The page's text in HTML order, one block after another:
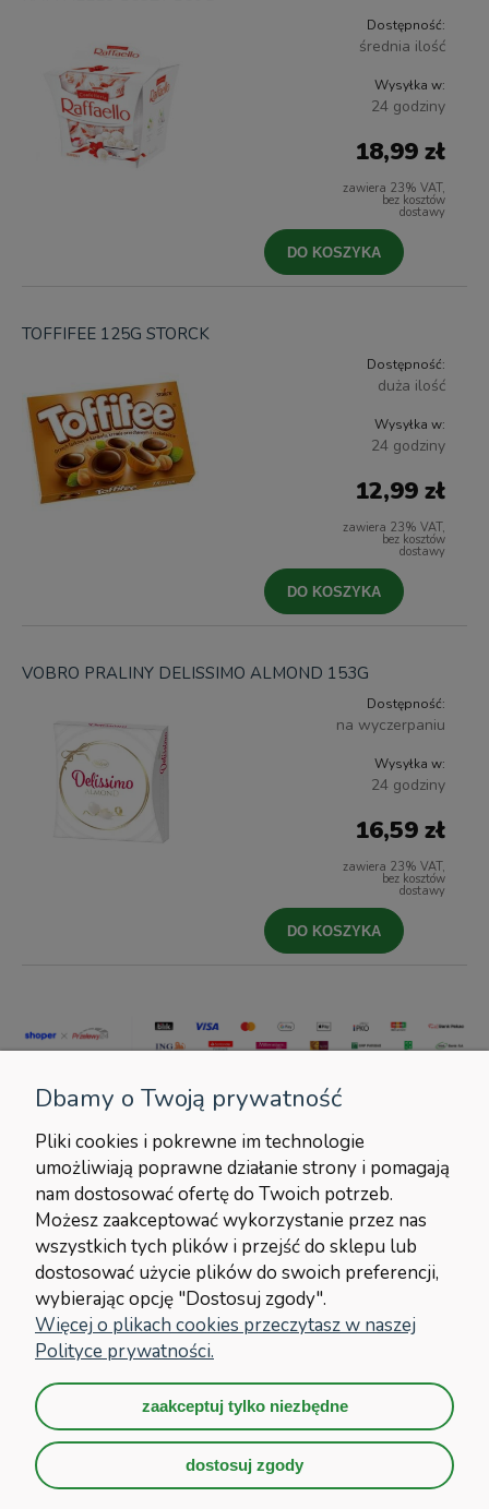
Dostępność:
średnia ilość
Wysyłka w:
24 godziny
18,99 zł
zawiera 23% VAT,
bez kosztów
dostawy
DO KOSZYKA
TOFFIFEE 125G STORCK
Dostępność:
duża ilość
Wysyłka w:
24 godziny
12,99 zł
zawiera 23% VAT,
bez kosztów
dostawy
DO KOSZYKA
VOBRO PRALINY DELISSIMO ALMOND 153G
Dostępność:
na wyczerpaniu
Wysyłka w:
24 godziny
16,59 zł
zawiera 23% VAT,
bez kosztów
dostawy
DO KOSZYKA
POMOC
MOJE KONTO
PŁATNOŚCI I DOSTAWA
INFORMACJE
O NAS
Dbamy o Twoją prywatność
Pliki cookies i pokrewne im technologie
umożliwiają poprawne działanie strony i pomagają
nam dostosować ofertę do Twoich potrzeb.
Możesz zaakceptować wykorzystanie przez nas
wszystkich tych plików i przejść do sklepu lub
dostosować użycie plików do swoich preferencji,
wybierając opcję "Dostosuj zgody".
Więcej o plikach cookies przeczytasz w naszej
Polityce prywatności.
zaakceptuj tylko niezbędne
dostosuj zgody